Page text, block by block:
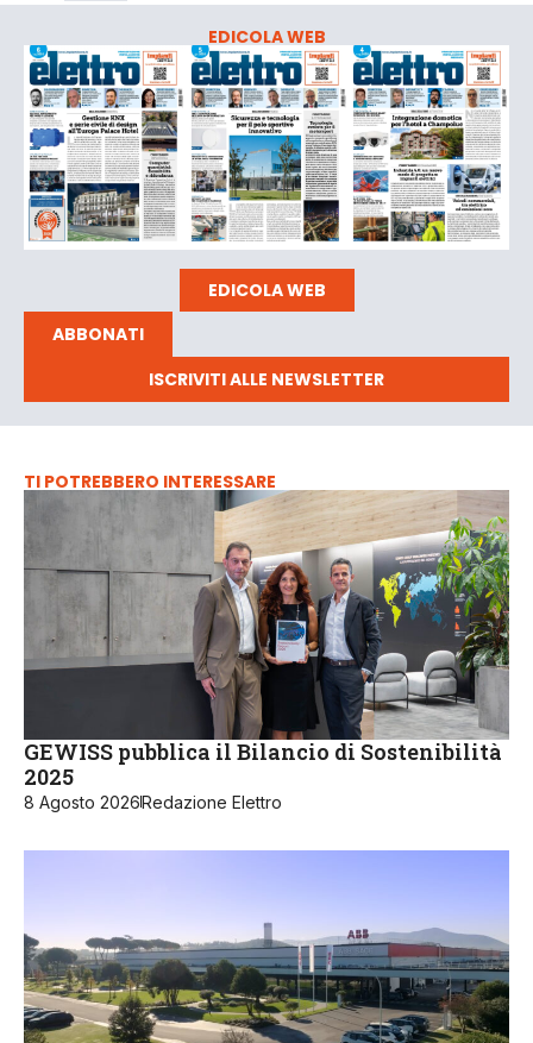
EDICOLA WEB
EDICOLA WEB
ABBONATI
ISCRIVITI ALLE NEWSLETTER
TI POTREBBERO INTERESSARE
GEWISS pubblica il Bilancio di Sostenibilità
2025
8 Agosto 2026Redazione Elettro